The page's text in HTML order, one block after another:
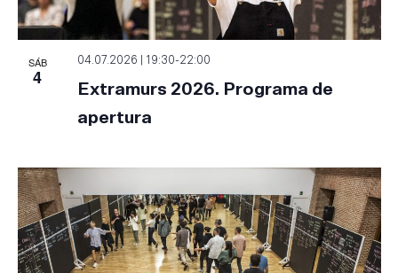
SÁB
4
04.07.2026 | 19:30-22:00
Extramurs 2026. Programa de
apertura